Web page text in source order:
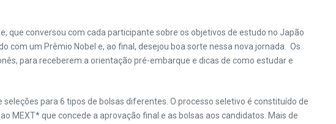
que conversou com cada participante sobre os objetivos de estudo no Japão
com um Prêmio Nobel e, ao final, desejou boa sorte nessa nova jornada. Os
para receberem a orientação pré-embarque e dicas de como estudar e
para 6 tipos de bolsas diferentes. O processo seletivo é constituído de
MEXT* que concede a aprovação final e as bolsas aos candidatos. Mais de